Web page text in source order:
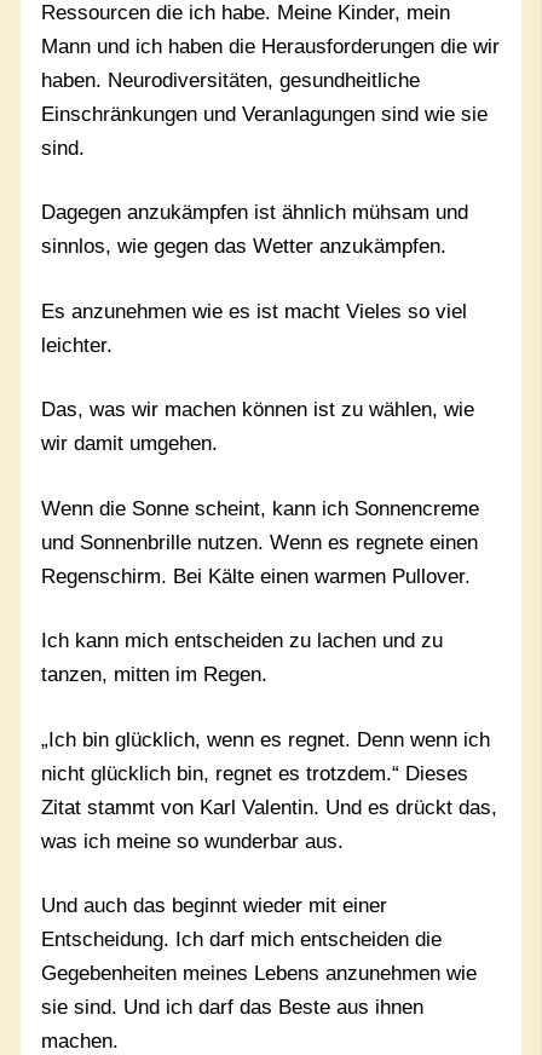
Ressourcen die ich habe. Meine Kinder, mein
Mann und ich haben die Herausforderungen die wir
haben. Neurodiversitäten, gesundheitliche
Einschränkungen und Veranlagungen sind wie sie
sind.
Dagegen anzukämpfen ist ähnlich mühsam und
sinnlos, wie gegen das Wetter anzukämpfen.
Es anzunehmen wie es ist macht Vieles so viel
leichter.
Das, was wir machen können ist zu wählen, wie
wir damit umgehen.
Wenn die Sonne scheint, kann ich Sonnencreme
und Sonnenbrille nutzen. Wenn es regnete einen
Regenschirm. Bei Kälte einen warmen Pullover.
Ich kann mich entscheiden zu lachen und zu
tanzen, mitten im Regen.
„Ich bin glücklich, wenn es regnet. Denn wenn ich
nicht glücklich bin, regnet es trotzdem.“ Dieses
Zitat stammt von Karl Valentin. Und es drückt das,
was ich meine so wunderbar aus.
Und auch das beginnt wieder mit einer
Entscheidung. Ich darf mich entscheiden die
Gegebenheiten meines Lebens anzunehmen wie
sie sind. Und ich darf das Beste aus ihnen
machen.